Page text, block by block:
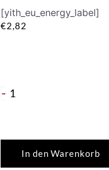
[yith_eu_energy_label]
€2,82
-
Watt
Menge
In den Warenkorb